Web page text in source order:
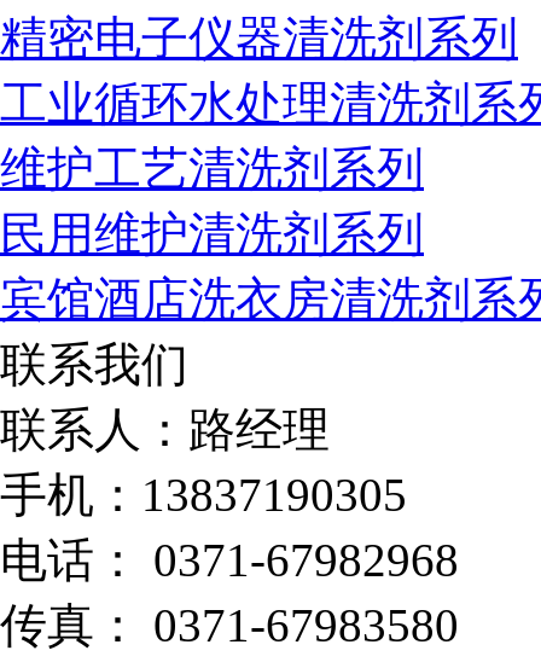
精密电子仪器清洗剂系列
工业循环水处理清洗剂系
维护工艺清洗剂系列
民用维护清洗剂系列
宾馆酒店洗衣房清洗剂系
联系我们
联系人：路经理
手机：13837190305
电话： 0371-67982968
传真： 0371-67983580